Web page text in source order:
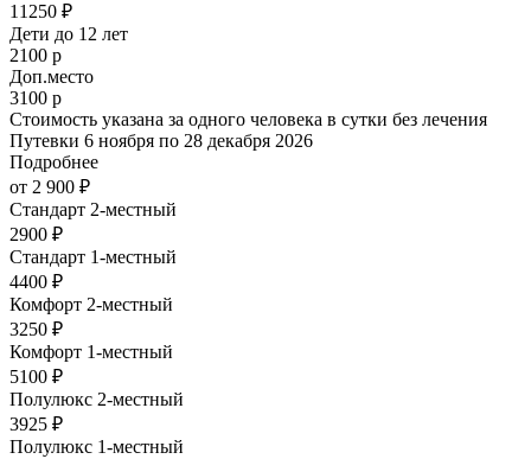
11250 ₽
Дети до 12 лет
2100 р
Доп.место
3100 р
Стоимость указана за одного человека в сутки без лечения
Путевки 6 ноября по 28 декабря 2026
Подробнее
от 2 900 ₽
Стандарт 2-местный
2900 ₽
Стандарт 1-местный
4400 ₽
Комфорт 2-местный
3250 ₽
Комфорт 1-местный
5100 ₽
Полулюкс 2-местный
3925 ₽
Полулюкс 1-местный